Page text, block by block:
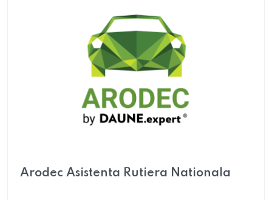
Arodec Asistenta Rutiera Nationala